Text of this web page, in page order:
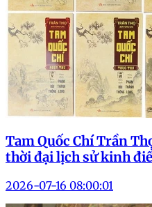
Tam Quốc Chí Trần
thời đại lịch sử kinh
2026-07-16 08:00:01